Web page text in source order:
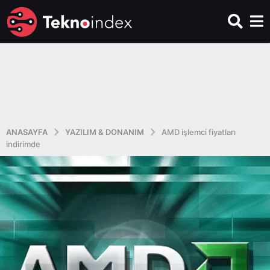
ANASAYFA YAZILIM & DONANIM
AMD işlemci fiyatları
indirimde